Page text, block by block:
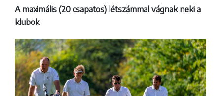
A maximális (20 csapatos) létszámmal vágnak neki a
klubok